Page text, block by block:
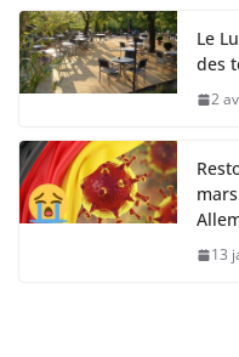
Le
des
2
13